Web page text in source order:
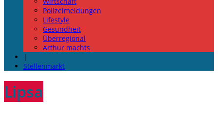
Polizeimeldungen
Lifestyle
Gesundheit
Überregional
Arthur machts
|
Stellenmarkt
Lipsa